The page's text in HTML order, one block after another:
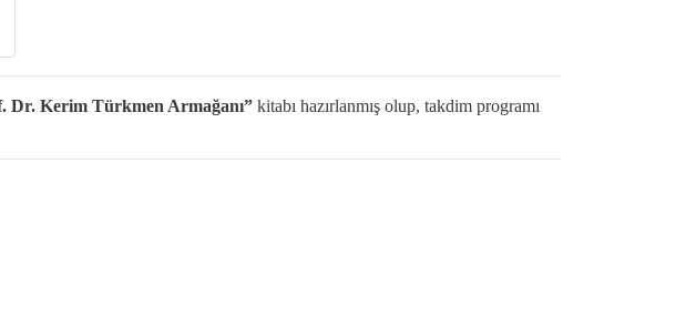
Dr. Kerim Türkmen Armağanı” kitabı hazırlanmış olup, takdim programı